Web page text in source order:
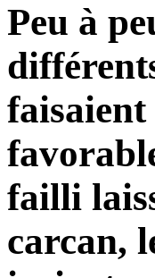
Peu à
faisaient
failli
carcan,